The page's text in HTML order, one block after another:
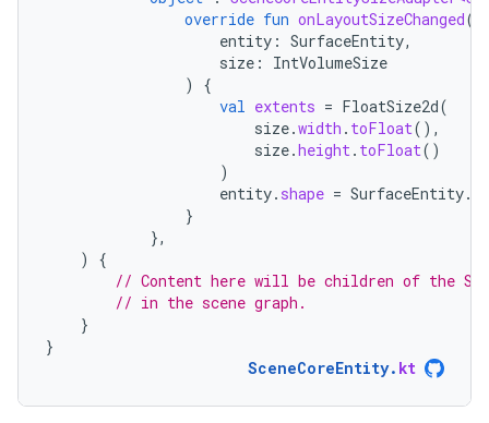
override fun onLayoutSizeChanged(
entity : SurfaceEntity,
size :
IntVolumeSize
)
{
val extents = FloatSize2d(
size.width . toFloat(),
size.height . toFloat()
)
entity. shape = SurfaceEntity.
}
},
)
{
// Content here will be children of the
// in the scene graph.
}
}
SceneCoreEntity. kt